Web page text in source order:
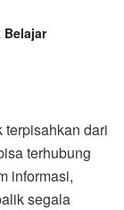
Belajar
dari
terhubung
informasi,
segala